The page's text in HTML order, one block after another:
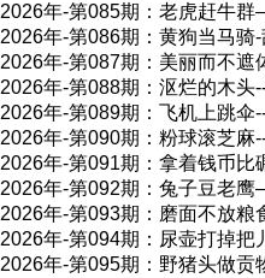
2026年-第085期：老虎赶牛
2026年-第086期：黄狗当马骑
2026年-第087期：美丽而不遮
2026年-第088期：沤烂的木头
2026年-第089期：飞机上跳伞
2026年-第090期：粉球滚芝麻
2026年-第091期：拿着钱币比
2026年-第092期：兔子豆老
2026年-第093期：磨面不放粮
2026年-第094期：尿壶打掉把
2026年-第095期：野猪头做